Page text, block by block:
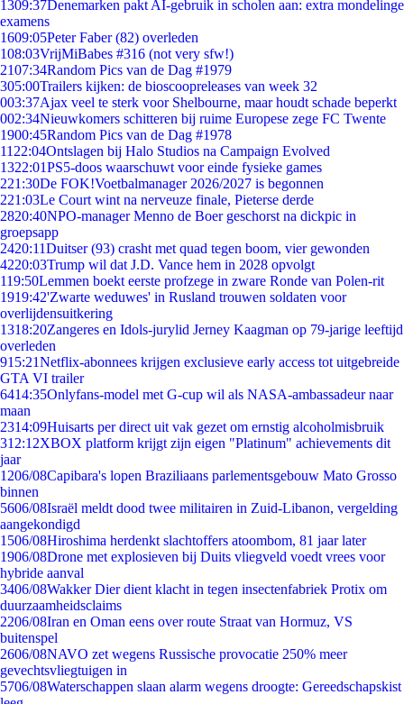
1309:37Denemarken pakt AI-gebruik in scholen aan: extra mondelinge
examens
1609:05Peter Faber (82) overleden
108:03VrijMiBabes #316 (not very sfw!)
2107:34Random Pics van de Dag #1979
305:00Trailers kijken: de bioscoopreleases van week 32
003:37Ajax veel te sterk voor Shelbourne, maar houdt schade beperkt
002:34Nieuwkomers schitteren bij ruime Europese zege FC Twente
1900:45Random Pics van de Dag #1978
11 22:04Ontslagen bij Halo Studios na Campaign Evolved
1322:01PS5-doos waarschuwt voor einde fysieke games
221:30De FOK!Voetbalmanager 2026/2027 is begonnen
221:03Le Court wint na nerveuze finale, Pieterse derde
2820:40NPO-manager Menno de Boer geschorst na dickpic in
groepsapp
2420:11Duitser (93) crasht met quad tegen boom, vier gewonden
4220:03Trump wil dat J.D. Vance hem in 2028 opvolgt
119:50Lemmen boekt eerste profzege in zware Ronde van Polen-rit
1919:42'Zwarte weduwes' in Rusland trouwen soldaten voor
overlijdensuitkering
1318:20Zangeres en Idols-jurylid Jerney Kaagman op 79-jarige leeftijd
overleden
915:21Netflix-abonnees krijgen exclusieve early access tot uitgebreide
GTA VI trailer
6414:35Onlyfans-model met G-cup wil als NASA-ambassadeur naar
maan
2314:09Huisarts per direct uit vak gezet om ernstig alcoholmisbruik
312:12XBOX platform krijgt zijn eigen "Platinum" achievements dit
jaar
1206/08Capibara's lopen Braziliaans parlementsgebouw Mato Grosso
binnen
5606/08Israël meldt dood twee militairen in Zuid-Libanon, vergelding
aangekondigd
1506/08Hiroshima herdenkt slachtoffers atoombom, 81 jaar later
1906/08Drone met explosieven bij Duits vliegveld voedt vrees voor
hybride aanval
3406/08Wakker Dier dient klacht in tegen insectenfabriek Protix om
duurzaamheidsclaims
2206/08Iran en Oman eens over route Straat van Hormuz, VS
buitenspel
2606/08NAVO zet wegens Russische provocatie 250% meer
gevechtsvliegtuigen in
5706/08Waterschappen slaan alarm wegens droogte: Gereedschapskist